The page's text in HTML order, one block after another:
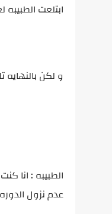
ابتلعت
و لكن
الطبيبه : انا
عدم نزول